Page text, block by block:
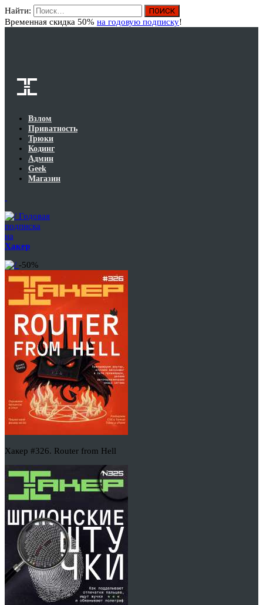
Найти:
Временная скидка 50% на годовую подписку!
Взлом
Приватность
Трюки
Кодинг
Админ
Geek
Магазин
Годовая
подписка
на
Хакер
-50%
Хакер #326. Router from Hell